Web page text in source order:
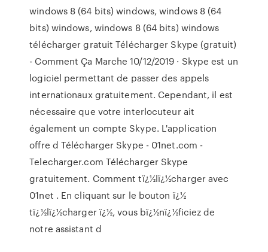
windows 8 (64 bits) windows, windows 8 (64
bits) windows, windows 8 (64 bits) windows
télécharger gratuit Télécharger Skype (gratuit)
- Comment Ça Marche 10/12/2019 · Skype est un
logiciel permettant de passer des appels
internationaux gratuitement. Cependant, il est
nécessaire que votre interlocuteur ait
également un compte Skype. L'application
offre d Télécharger Skype - 01net.com -
Telecharger.com Télécharger Skype
gratuitement. Comment tï¿½lï¿½charger avec
01net . En cliquant sur le bouton ï¿½
tï¿½lï¿½charger ï¿½, vous bï¿½nï¿½ficiez de
notre assistant d